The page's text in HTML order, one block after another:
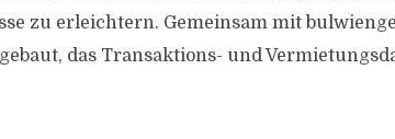
zu erleichtern. Gemeinsam mit
das Transaktions- und